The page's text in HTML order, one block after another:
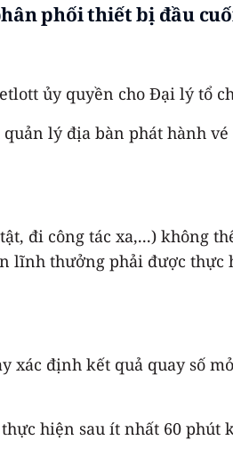
phối thiết bị đầu
ủy quyền cho Đại lý tổ
lý địa bàn phát hành
đi công tác xa,...) không
thưởng phải được thực
định kết quả quay số
hiện sau ít nhất 60